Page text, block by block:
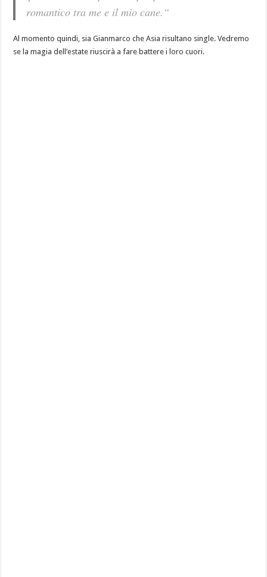
romantico tra me e il mio cane. “
Al momento quindi, sia Gianmarco che Asia risultano single. Vedremo
se la magia dell’estate riuscirà a fare battere i loro cuori.